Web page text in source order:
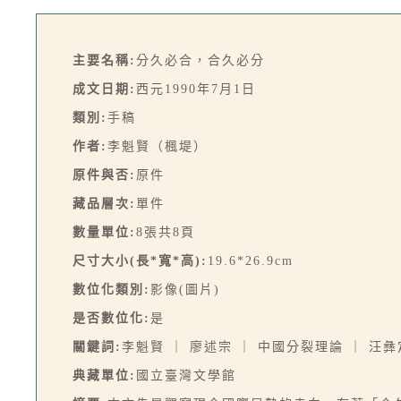
主要名稱: 分久必合，合久必分
成文日期: 西元1990年7月1日
類別: 手稿
作者: 李魁賢（楓堤）
原件與否: 原件
藏品層次: 單件
數量單位: 8張共8頁
尺寸大小(長*寬*高): 19.6*26.9cm
數位化類別: 影像(圖片)
是否數位化: 是
關鍵詞: 李魁賢 ｜ 廖述宗 ｜ 中國分裂理論 ｜ 汪彝
典藏單位: 國立臺灣文學館